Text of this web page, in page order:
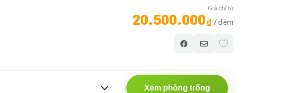
Giá chỉ từ
20.500.000₫ / đêm
Xem phòng trống